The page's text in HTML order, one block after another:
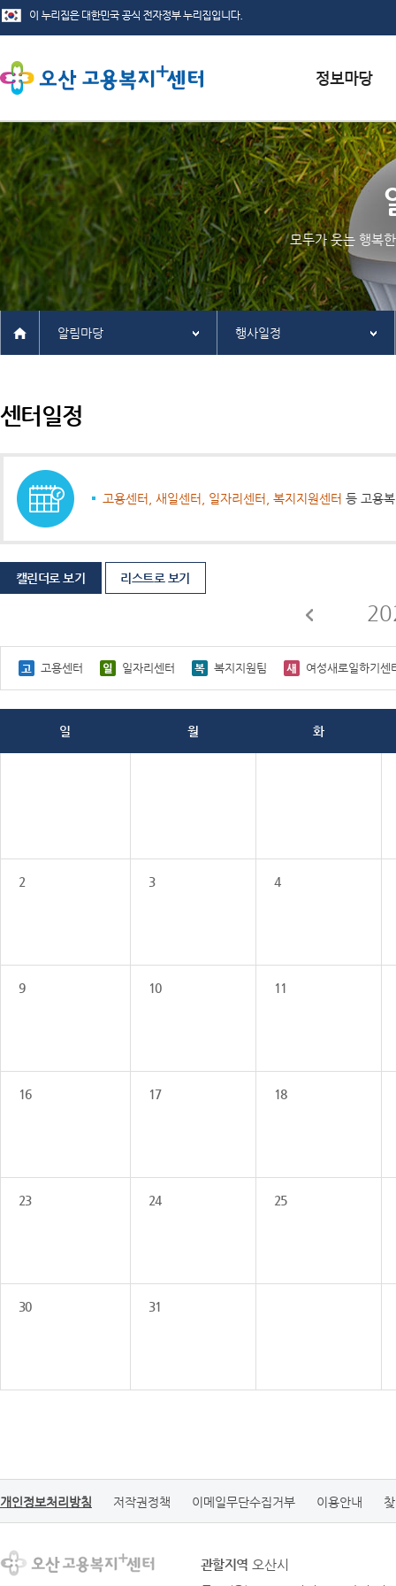
서식자료실
채용정보
인재정보
관련사이트
모두가 웃는 행복
알림마당 행사일정
센터일정
고용센터, 새일센터, 일자리센터, 복지지원센터 등 고용
캘린더로 보기 리스트로 보기
고용센터 일자리센터 복지지원팀 여성새로일하기센
일 월 화
2 3 4
9 10 11
16 17 18
23 24 25
30 31
개인정보처리방침 저작권정책 이메일무단수집거부 이용안내
관할지역 오산시